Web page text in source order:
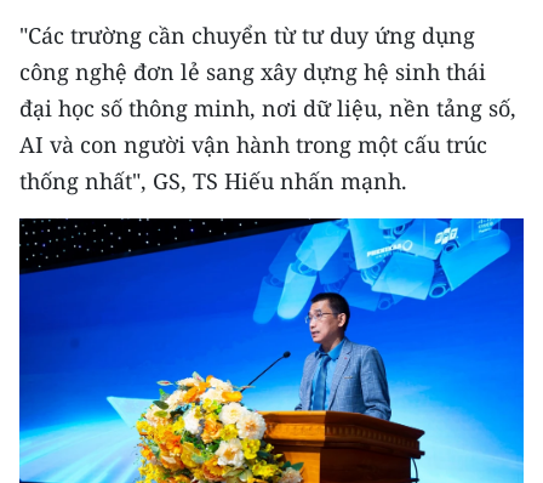
TIN MỚI
TIN ĐỊA PHƯƠNG
Trung du và miền núi phía Bắc
Đồng bằng sông Hồng
Bắc Trung Bộ
Duyên hải Nam Trung Bộ và Tây
Đông Nam Bộ
Đồng bằng sông Cửu Long
"Các trường cần chuyển từ tư duy ứng dụng
công nghệ đơn lẻ sang xây dựng hệ sinh thái
đại học số thông minh, nơi dữ liệu, nền tảng số,
AI và con người vận hành trong một cấu trúc
thống nhất", GS, TS Hiếu nhấn mạnh.